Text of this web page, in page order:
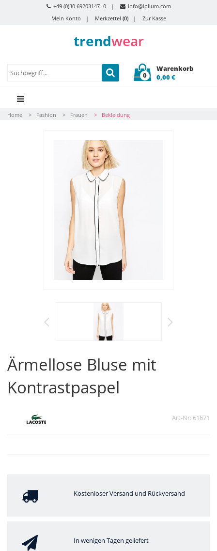
+49 (0)30 69203147- 0
info@ipilum.com
Mein Konto
Merkzettel (0) Zur Kasse
trendwear
0
Warenkorb
0,00 €
Home Fashion Frauen Bekleidung
Ärmellose Bluse mit
Kontrastpaspel
Art-Nr: 61671
Kostenloser Versand und Rückversand
In wenigen Tagen geliefert